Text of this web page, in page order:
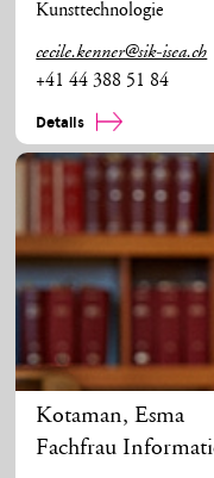
Kunsttechnologie
cecile.kenner@sik-isea.ch
+41 44 388 51 84
Details
Kotaman,Esma
Fachfrau